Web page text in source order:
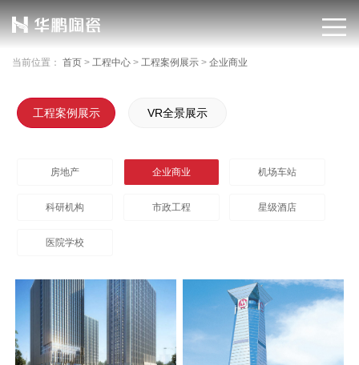
当前位置： 首页 > 工程中心 > 工程案例展示 > 企业商业
工程案例展示 VR全景展示
房地产 企业商业 机场车站
科研机构 市政工程 星级酒店
医院学校